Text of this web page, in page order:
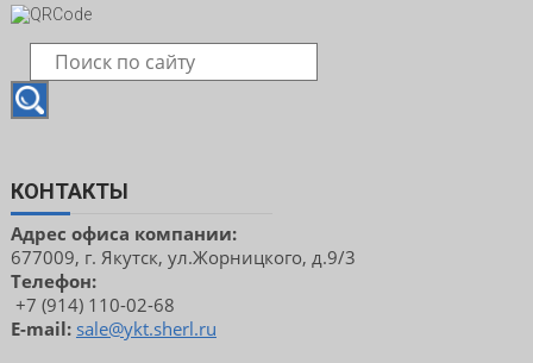
КОНТАКТЫ
Адрес офиса компании:
677009, г. Якутск, ул.Жорницкого, д.9/3
Телефон:
+7 (914) 110-02-68
E-mail: sale@ykt.sherl.ru